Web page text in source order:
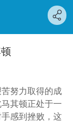
努力取得的成
其顿正处于一
感到挫败，这